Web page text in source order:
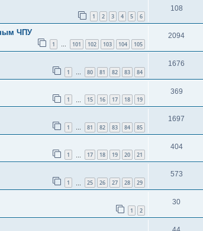
1 2 3 4 5 6
108
ЧПУ
1 … 101 102 103 104 105
2094
1 … 80 81 82 83 84
1676
1 15 16 17 18 19
369
1 … 81 82 83 84 85
1697
1 17 18 19 20 21
404
1 25 26 27 28 29
573
1 2
30